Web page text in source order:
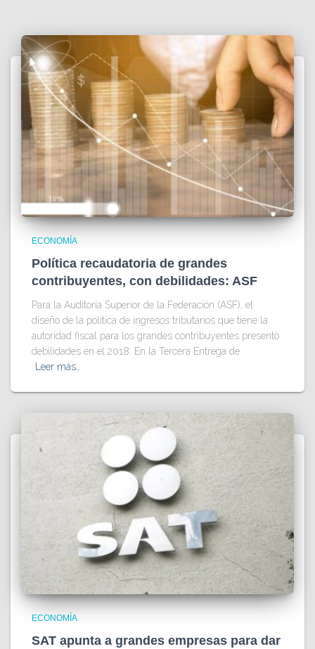
ECONOMÍA
Política recaudatoria de grandes
contribuyentes, con debilidades: ASF
Para la Auditoría Superior de la Federación (ASF), el
diseño de la política de ingresos tributarios que tiene la
autoridad fiscal para los grandes contribuyentes presentó
debilidades en el 2018. En la Tercera Entrega de
Leer más…
ECONOMÍA
SAT apunta a grandes empresas para dar